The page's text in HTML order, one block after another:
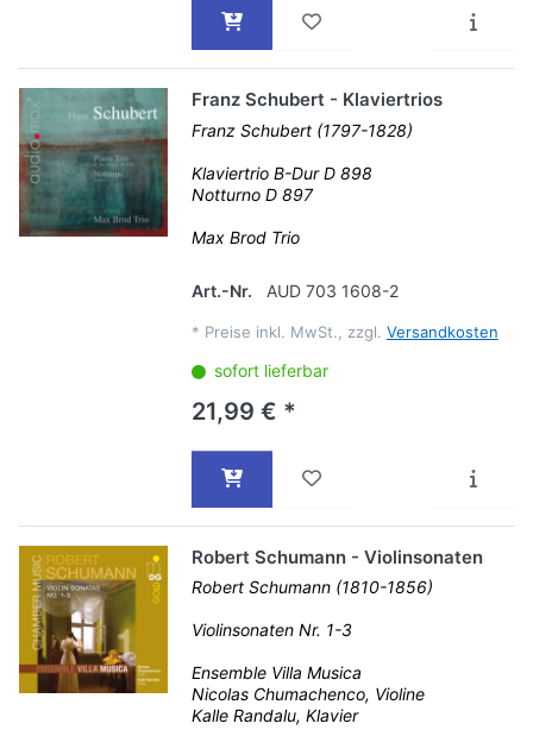
Franz Schubert - Klaviertrios
Franz Schubert (1797-1828)
Klaviertrio B-Dur D 898
Notturno D 897
Max Brod Trio
Art.-Nr. AUD 703 1608-2
* Preise inkl. MwSt., zzgl. Versandkosten
sofort lieferbar
21,99 € *
Robert Schumann - Violinsonaten
Robert Schumann (1810-1856)
Violinsonaten Nr. 1-3
Ensemble Villa Musica
Nicolas Chumachenco, Violine
Kalle Randalu, Klavier